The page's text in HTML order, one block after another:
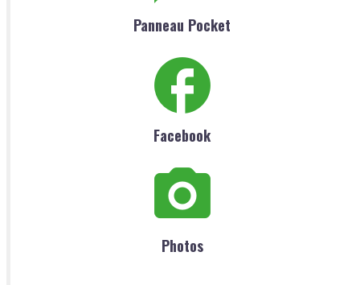
Panneau Pocket
Facebook
Photos